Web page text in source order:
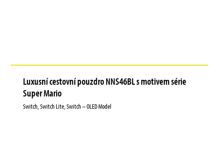
Luxusní cestovní pouzdro NNS46BL s motivem série
Super Mario
Switch, Switch Lite, Switch – OLED Model